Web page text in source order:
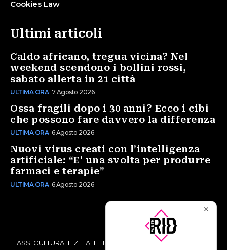
Cookies Law
Ultimi articoli
Caldo africano, tregua vicina? Nel
weekend scendono i bollini rossi,
sabato allerta in 21 città
ULTIMA ORA 7 Agosto 2026
Ossa fragili dopo i 30 anni? Ecco i cibi
che possono fare davvero la differenza
ULTIMA ORA 6 Agosto 2026
Nuovi virus creati con l’intelligenza
artificiale: “E’ una svolta per produrre
farmaci e terapie”
ULTIMA ORA 6 Agosto 2026
ASS. CULTURALE ZETATIELLE OFF via Vittorio Amedeo II, 21 -
✕